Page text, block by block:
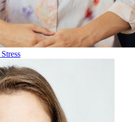
Stress